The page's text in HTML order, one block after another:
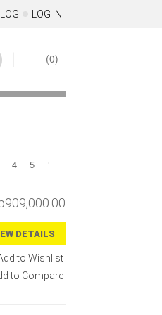
LOG IN
0
4 5
DETAILS
to Wishlist
to Compare